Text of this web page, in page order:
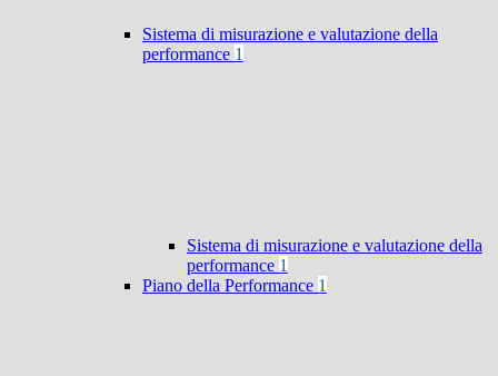
Sistema di misurazione e valutazione della
performance 1
Sistema di misurazione e valutazione della
performance 1
Piano della Performance 1